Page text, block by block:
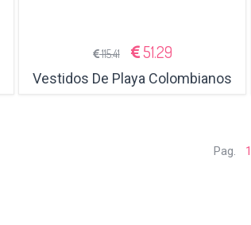
115.41 51.29
Vestidos De Playa Colombianos
Pag. 1